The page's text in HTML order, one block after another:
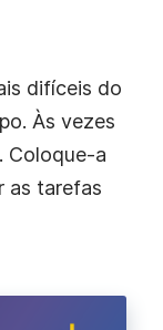
difíceis do
Às vezes
Coloque-a
as tarefas